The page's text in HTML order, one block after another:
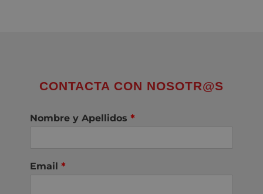
CONTACTA CON NOSOTR@S
Nombre y Apellidos *
Email *